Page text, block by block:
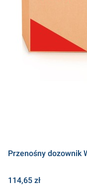
Przenośny dozownik
Cena
114,65 zł